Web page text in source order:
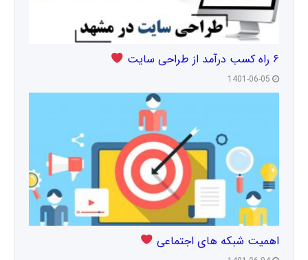
۶ راه کسب درآمد از طراحی سایت
1401-06-05
اهمیت شبکه های اجتماعی